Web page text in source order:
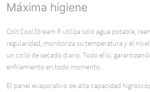
Máxima higiene
Colt CoolStream R utiliza solo agua potable,
regularidad, monitoriza su temperatura y el
un ciclo de secado diario. Todo ello,
enfriamiento en todo momento.
El panel evaporativo de alta capacidad